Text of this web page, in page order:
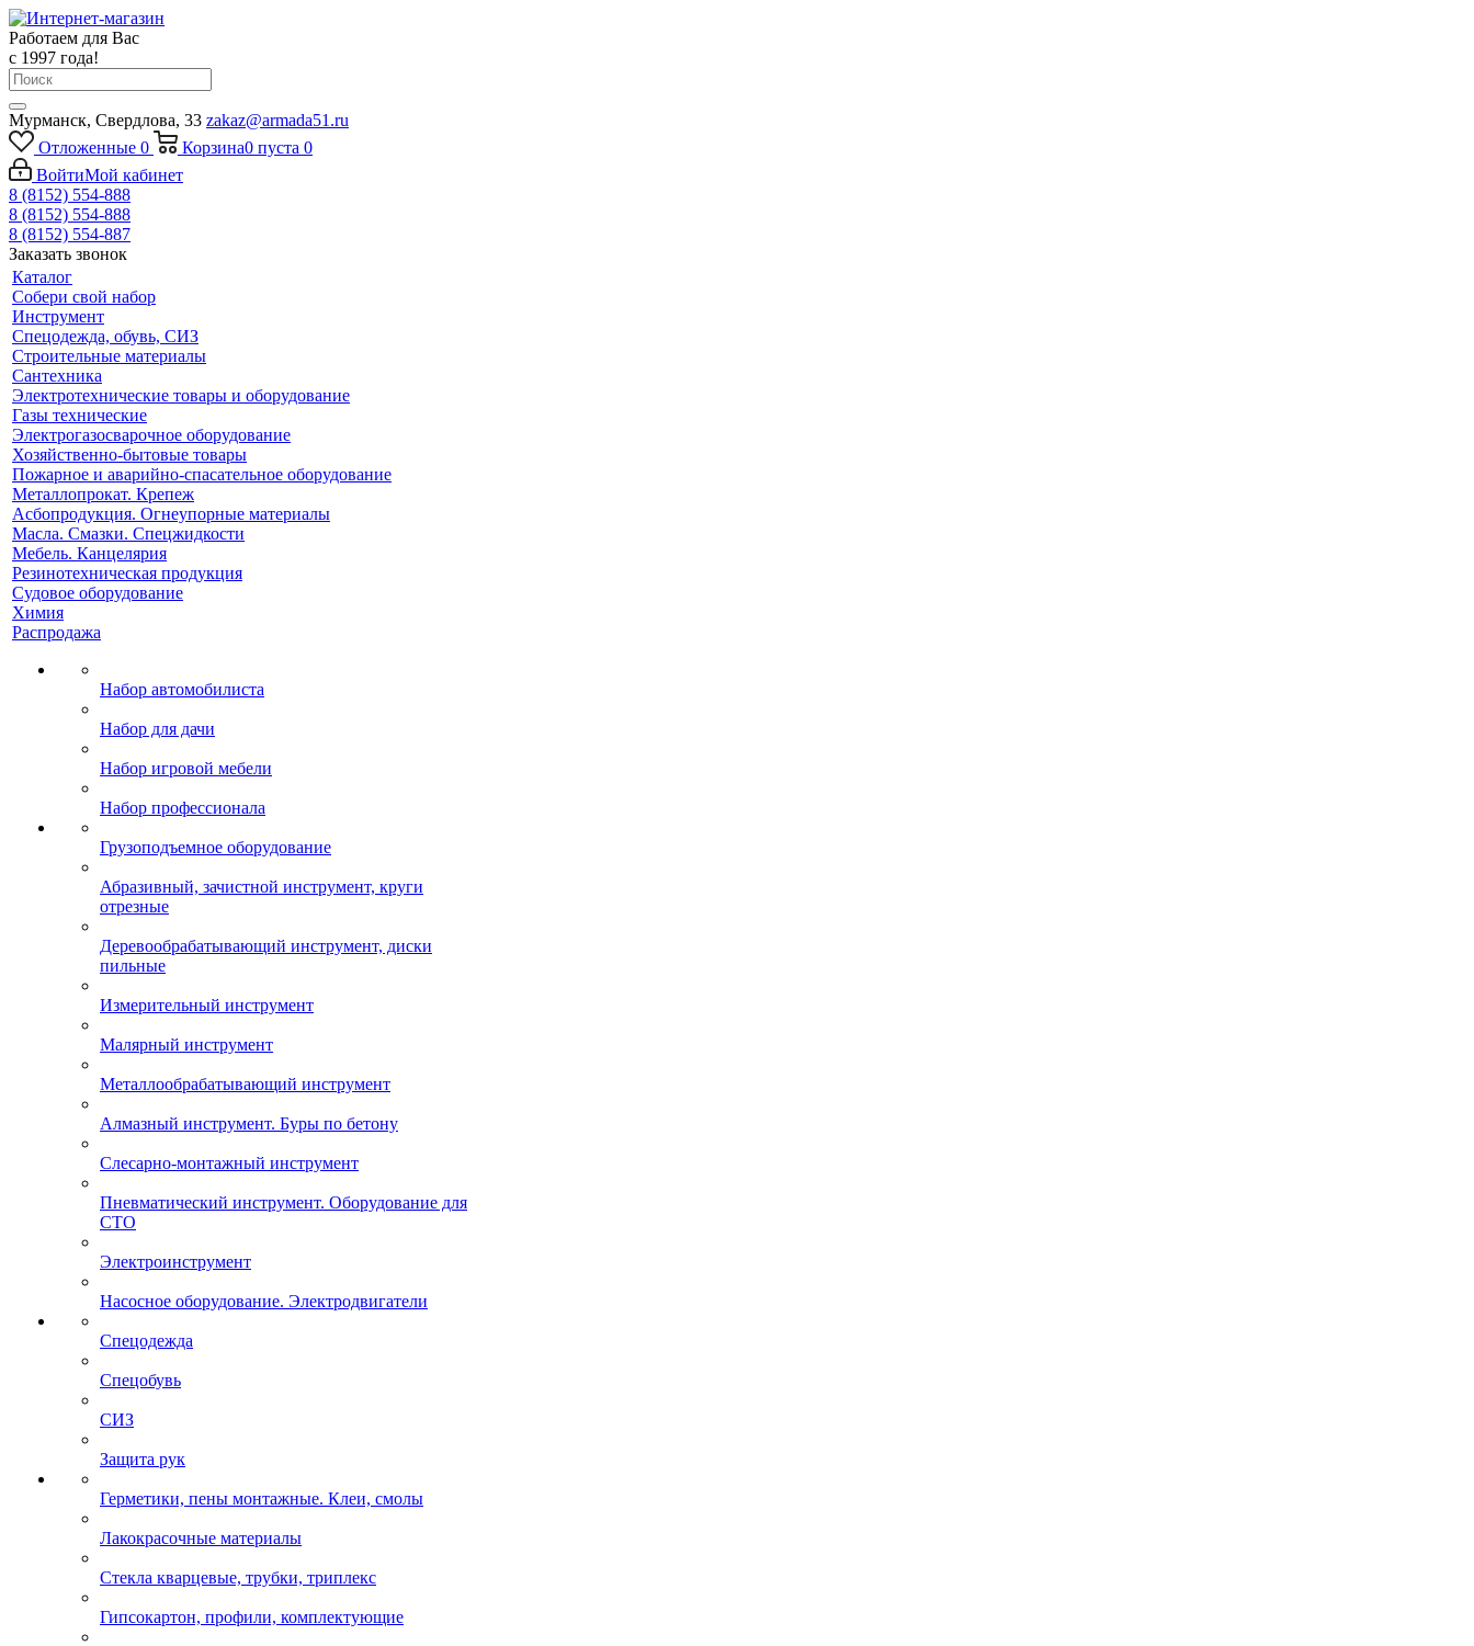
Работаем для Вас
с 1997 года!
Мурманск, Свердлова, 33 zakaz@armada51.ru
Отложенные 0 Корзина0 пуста 0
ВойтиМой кабинет
8 (8152) 554-888
8 (8152) 554-888
8 (8152) 554-887
Заказать звонок
Каталог
Собери свой набор
Инструмент
Спецодежда, обувь, СИЗ
Строительные материалы
Сантехника
Электротехнические товары и оборудование
Газы технические
Электрогазосварочное оборудование
Хозяйственно-бытовые товары
Пожарное и аварийно-спасательное оборудование
Металлопрокат. Крепеж
Асбопродукция. Огнеупорные материалы
Масла. Смазки. Спецжидкости
Мебель. Канцелярия
Резинотехническая продукция
Судовое оборудование
Химия
Распродажа
Набор автомобилиста
Набор для дачи
Набор игровой мебели
Набор профессионала
Грузоподъемное оборудование
Абразивный, зачистной инструмент, круги
отрезные
Деревообрабатывающий инструмент, диски
пильные
Измерительный инструмент
Малярный инструмент
Металлообрабатывающий инструмент
Алмазный инструмент. Буры по бетону
Слесарно-монтажный инструмент
Пневматический инструмент. Оборудование для
СТО
Электроинструмент
Насосное оборудование. Электродвигатели
Спецодежда
Спецобувь
СИЗ
Защита рук
Герметики, пены монтажные. Клеи, смолы
Лакокрасочные материалы
Стекла кварцевые, трубки, триплекс
Гипсокартон, профили, комплектующие